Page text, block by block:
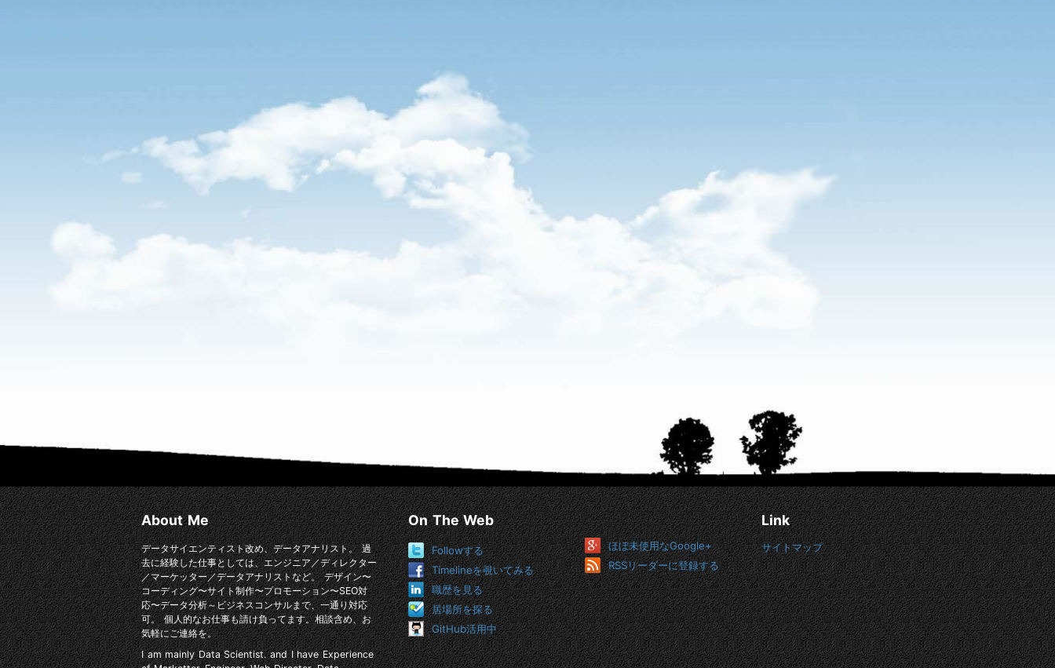
About Me
データサイエンティスト改め、データアナリスト。 過
去に経験した仕事としては、エンジニア／ディレクター
／マーケッター／データアナリストなど。 デザイン〜
コーディング〜サイト制作〜プロモーション〜SEO対
応〜データ分析～ビジネスコンサルまで、一通り対応
可。 個人的なお仕事も請け負ってます。相談含め、お
気軽にご連絡を。
I am mainly Data Scientist. and I have Experience
On The Web
Followする
Timelineを覗いてみる
職歴を見る
居場所を探る
GitHub活用中
ほぼ未使用なGoogle+
RSSリーダーに登録する
Link
サイトマップ